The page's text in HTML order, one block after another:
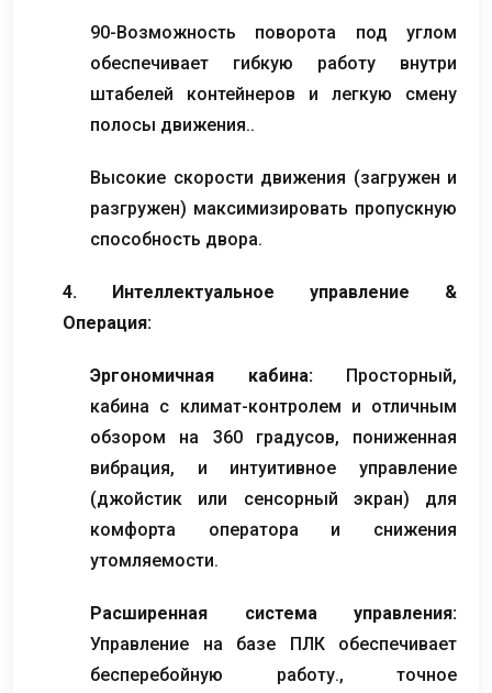
90-Возможность поворота под углом
обеспечивает гибкую работу внутри
штабелей контейнеров и легкую смену
полосы движения..
Высокие скорости движения (загружен и
разгружен) максимизировать пропускную
способность двора.
4. Интеллектуальное управление &
Операция:
Эргономичная кабина:Просторный,
кабина с климат-контролем и отличным
обзором на 360 градусов, пониженная
вибрация, и интуитивное управление
(джойстик или сенсорный экран) для
комфорта оператора и снижения
утомляемости.
Расширенная система управления:
Управление на базе ПЛК обеспечивает
бесперебойную работу., точное